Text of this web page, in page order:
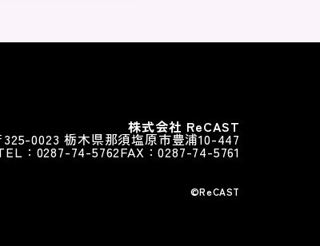
株式会社 ReCAST
325-0023 栃木県那須塩原市豊浦10-447
：0287-74-5762FAX：0287-74-5761
©︎ReCAST